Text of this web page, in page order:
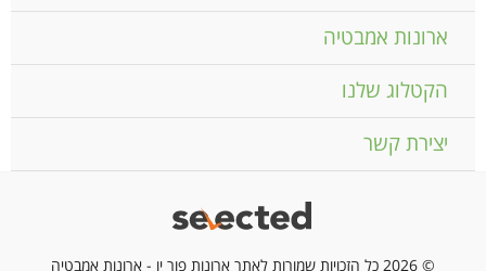
ארונות אמבטיה
הקטלוג שלנו
יצירת קשר
© 2026 כל הזכויות שמורות לאתר ארונות פור יו - ארונות אמבטיה